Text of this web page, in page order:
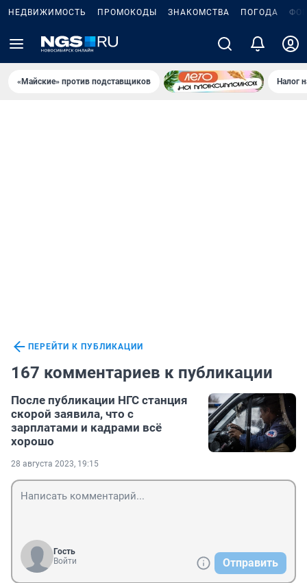
НЕДВИЖИМОСТЬ ПРОМОКОДЫ ЗНАКОМСТВА ПОГОДА
«Майские» против подставщиков Налог
ПЕРЕЙТИ К ПУБЛИКАЦИИ
167 комментариев к публикации
После публикации НГС станция
скорой заявила, что с
зарплатами и кадрами всё
хорошо
28 августа 2023, 19:15
Гость
Войти
Отправить